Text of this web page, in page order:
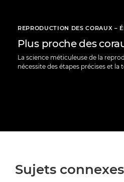
REPRODUCTION DES CORAUX –
Plus proche des
La science méticuleuse de la
nécessite des étapes précises et
Sujets connexes